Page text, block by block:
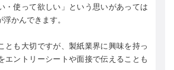
・使って欲しい」という思いがあっては
かんできます。
とも大切ですが、製紙業界に興味を持っ
エントリーシートや面接で伝えることも